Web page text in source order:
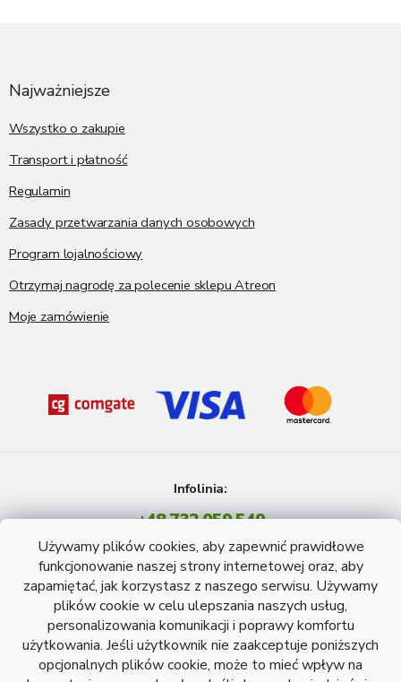
Używamy plików cookies, aby zapewnić prawidłowe
funkcjonowanie naszej strony internetowej oraz, aby
zapamiętać, jak korzystasz z naszego serwisu. Używamy
plików cookie w celu ulepszania naszych usług,
personalizowania komunikacji i poprawy komfortu
użytkowania. Jeśli użytkownik nie zaakceptuje poniższych
opcjonalnych plików cookie, może to mieć wpływ na
Najważniejsze
Wszystko o zakupie
Transport i płatność
Regulamin
Zasady przetwarzania danych osobowych
Program lojalnościowy
Otrzymaj nagrodę za polecenie sklepu Atreon
Moje zamówienie
Infolinia:
+48 732 059 549
Pon - Pt: 8 - 15 godź.
info@atreon.pl